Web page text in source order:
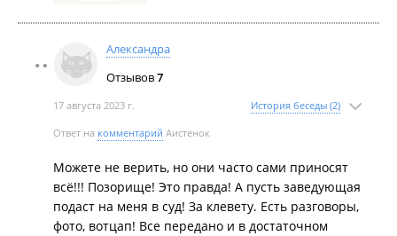
Александра
Отзывов7
17 августа 2023 г. История беседы (2)
Ответ на комментарий Аистенок
Можете не верить, но они часто сами приносят
всё!!! Позорище! Это правда! А пусть заведующая
подаст на меня в суд! За клевету. Есть разговоры,
фото, вотцап! Все передано и в достаточном